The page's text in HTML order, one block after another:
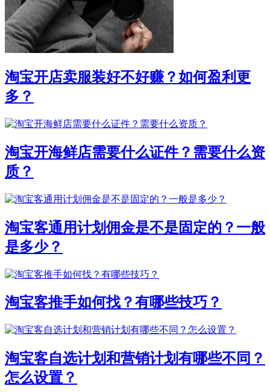
淘宝开店卖服装好不好赚？如何盈利更
多？
淘宝开海鲜店需要什么证件？需要什么资
质？
淘宝客通用计划佣金是不是固定的？一般
是多少？
淘宝客推手如何找？有哪些技巧？
淘宝客自选计划和营销计划有哪些不同？
怎么设置？